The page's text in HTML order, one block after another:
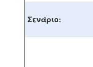
Σενάριο: